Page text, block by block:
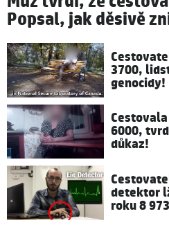
Popsal, jak děsivě
3700,
genocidy!
6000,
důkaz!
detektor
roku 8